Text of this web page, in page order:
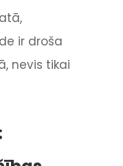
ir droša
nevis tikai